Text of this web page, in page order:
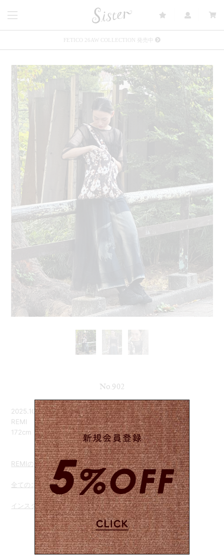
FETICO 26AW COLLECTION 発売中
Sister(渋谷区松濤) 店舗休業のご案内
リース衣装提供について
発売中 : Sister × OJOJO NAITŌ
発売中 : Sister × 前原光榮商店
新規会員登録で5%OFFクーポン配布
Summer Sale up to 60%OFF 開催中
No.902
2025.10.28
REMI
172cm
REMIのコーディネートを見る
全てのコーディネートを見る
インスタグラムでコーディネートを見る